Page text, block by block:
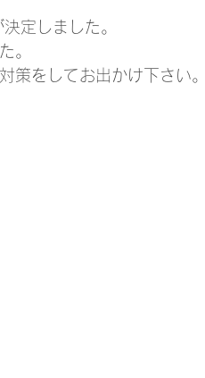
定しました。
。
策をしてお出かけ下さい。